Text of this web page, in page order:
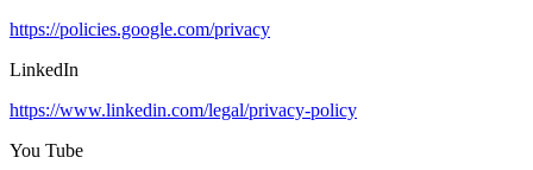
https://policies.google.com/privacy
LinkedIn
https://www.linkedin.com/legal/privacy-policy
You Tube